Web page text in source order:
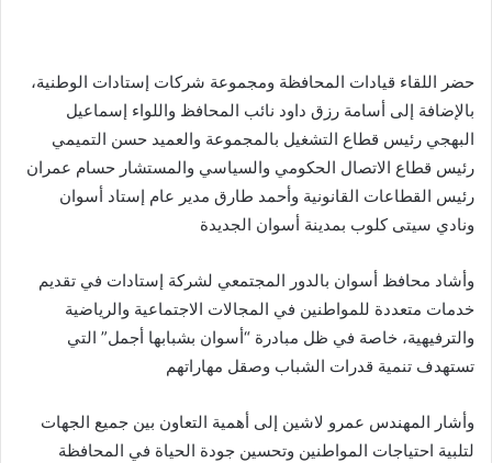
حضر اللقاء قيادات المحافظة ومجموعة شركات إستادات الوطنية،
بالإضافة إلى أسامة رزق داود نائب المحافظ واللواء إسماعيل
البهجي رئيس قطاع التشغيل بالمجموعة والعميد حسن التميمي
رئيس قطاع الاتصال الحكومي والسياسي والمستشار حسام عمران
رئيس القطاعات القانونية وأحمد طارق مدير عام إستاد أسوان
ونادي سيتى كلوب بمدينة أسوان الجديدة
وأشاد محافظ أسوان بالدور المجتمعي لشركة إستادات في تقديم
خدمات متعددة للمواطنين في المجالات الاجتماعية والرياضية
والترفيهية، خاصة في ظل مبادرة “أسوان بشبابها أجمل” التي
تستهدف تنمية قدرات الشباب وصقل مهاراتهم
وأشار المهندس عمرو لاشين إلى أهمية التعاون بين جميع الجهات
لتلبية احتياجات المواطنين وتحسين جودة الحياة في المحافظة